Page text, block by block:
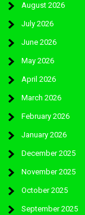
August 2026
July 2026
June 2026
May 2026
April 2026
March 2026
February 2026
January 2026
December 2025
November 2025
October 2025
September 2025